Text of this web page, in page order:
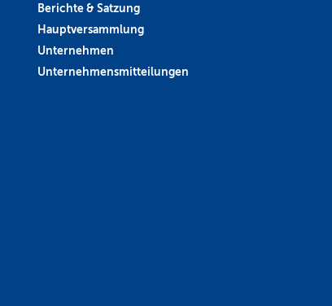
Berichte & Satzung
Hauptversammlung
Unternehmen
Unternehmensmitteilungen